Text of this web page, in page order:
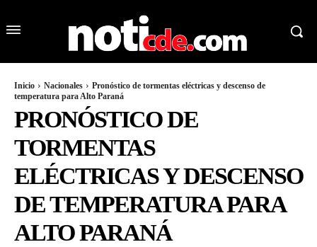
Inicio Nacionales
Pronóstico de tormentas eléctricas y descenso de
temperatura para Alto Paraná
PRONÓSTICO DE
TORMENTAS
ELÉCTRICAS Y DESCENSO
DE TEMPERATURA PARA
ALTO PARANÁ